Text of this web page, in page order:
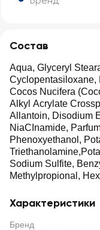
Состав
Aqua, Glyceryl
Cyclopentasiloxane,
Cocos Nucifera
Alkyl Acrylate
Allantoin, Disodium
NiaCInamide,
Phenoxyethanol,
Sodium Sulfite,
Methylpropional,
Характеристики
Бренд